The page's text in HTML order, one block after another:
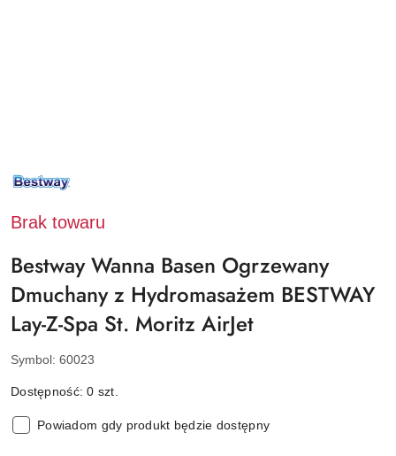
NAZWA
PRODUCENTA:
Brak towaru
Bestway Wanna Basen Ogrzewany
Dmuchany z Hydromasażem BESTWAY
Lay-Z-Spa St. Moritz AirJet
Symbol: 60023
Dostępność:0 szt.
Powiadom gdy produkt będzie dostępny